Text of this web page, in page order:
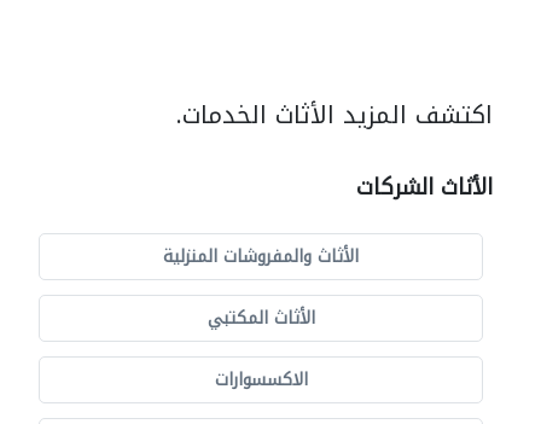
اكتشف المزيد الأثاث الخدمات.
الأثاث الشركات
الأثاث والمفروشات المنزلية
الأثاث المكتبي
الاكسسوارات